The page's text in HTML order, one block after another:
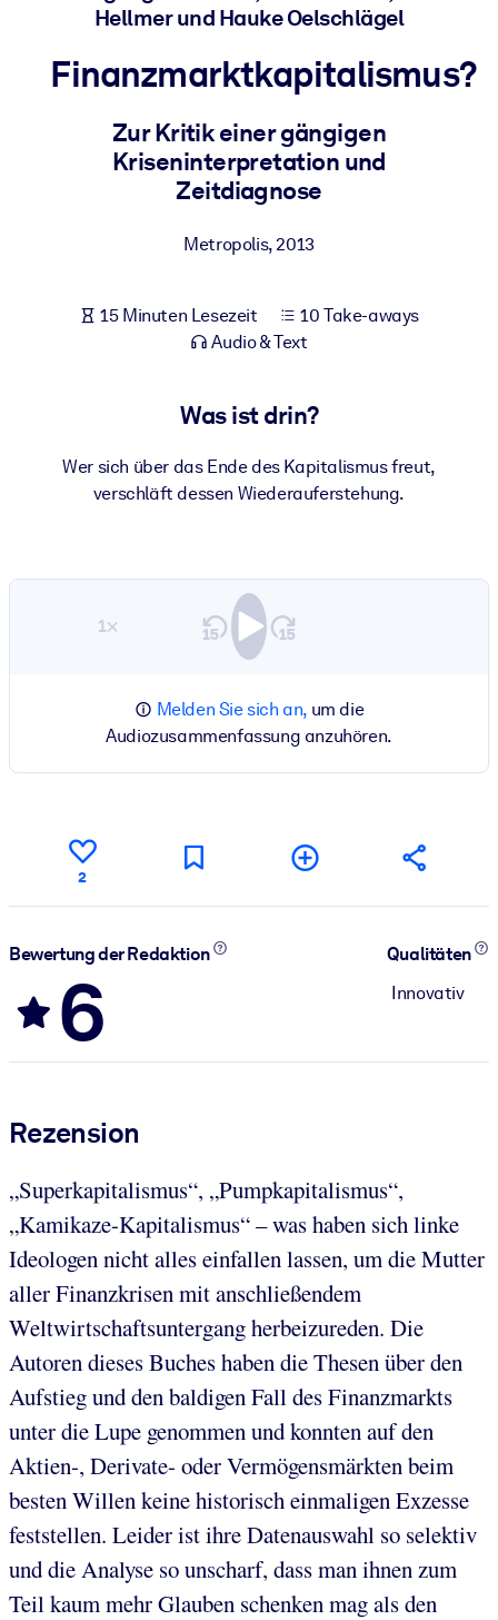
Gesundheit & Wohlbefinden
NACH SYSTEM
Für LMS/LXP
Integrieren Sie kompaktes, verifiziertes Wissen in Ihr LMS/LXP für
Für Unternehmensbibliotheken
vertrauenswürdigem, praxisnahem Business-Wissen.
Ihrer KI-Systeme zu optimieren.
Hellmer und Hauke Oelschlägel
Finanzmarktkapitalismus?
Zur Kritik einer gängigen
Kriseninterpretation und
Zeitdiagnose
Metropolis,2013
15 Minuten Lesezeit
10 Take-aways
Audio & Text
Was ist drin?
Wer sich über das Ende des Kapitalismus freut,
verschläft dessen Wiederauferstehung.
1×
Melden Sie sich an,um die
Audiozusammenfassung anzuhören.
2
Bewertung der Redaktion
6
Qualitäten
Innovativ
Rezension
„Superkapitalismus“, „Pumpkapitalismus“,
„Kamikaze-Kapitalismus“ – was haben sich linke
Ideologen nicht alles einfallen lassen, um die Mutter
aller Finanzkrisen mit anschließendem
Weltwirtschaftsuntergang herbeizureden. Die
Autoren dieses Buches haben die Thesen über den
Aufstieg und den baldigen Fall des Finanzmarkts
unter die Lupe genommen und konnten auf den
Aktien-, Derivate- oder Vermögensmärkten beim
besten Willen keine historisch einmaligen Exzesse
feststellen. Leider ist ihre Datenauswahl so selektiv
und die Analyse so unscharf, dass man ihnen zum
Teil kaum mehr Glauben schenken mag als den